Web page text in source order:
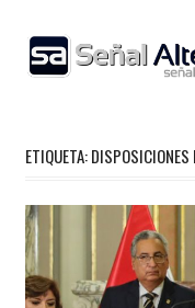
content
ETIQUETA:DISPOSICIONES